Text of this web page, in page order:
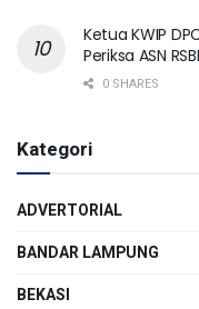
Ketua KWIP
Periksa ASN
0 SHARES
Kategori
ADVERTORIAL
BANDAR LAMPUNG
BEKASI